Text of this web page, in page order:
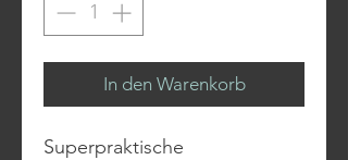
In den Warenkorb
Superpraktische